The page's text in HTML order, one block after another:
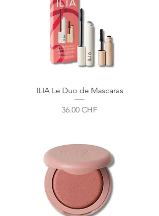
ILIA Le Duo de Mascaras
Prix
36.00 CHF